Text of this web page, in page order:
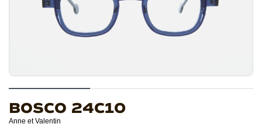
BOSCO 24C10
Anne et Valentin